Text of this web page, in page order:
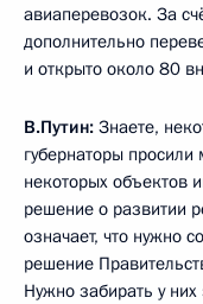
авиаперевозок. За
дополнительно
и открыто около 80
В.Путин: Знаете,
губернаторы
некоторых объектов
решение о развитии
означает, что нужно
решение
Нужно забирать у них